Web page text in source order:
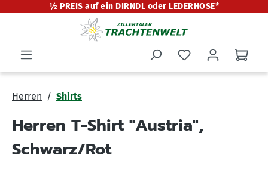
springen
½ PREIS auf ein DIRNDL oder LEDERHOSE*
Herren Shirts
Herren T-Shirt "Austria",
Schwarz/Rot